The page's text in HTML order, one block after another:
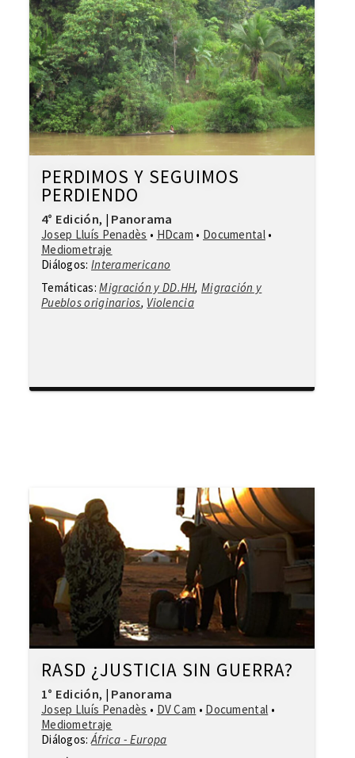
PERDIMOS Y SEGUIMOS
PERDIENDO
4° Edición, | Panorama
Josep Lluís Penadès • HDcam • Documental •
Mediometraje
Diálogos: Interamericano
Temáticas: Migración y DD.HH,Migración y
Pueblos originarios, Violencia
RASD ¿JUSTICIA SIN GUERRA?
1° Edición, | Panorama
Josep Lluís Penadès • DV Cam • Documental •
Mediometraje
Diálogos:África - Europa